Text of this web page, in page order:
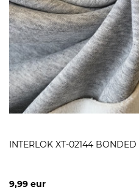
INTERLOK XT-02144 BONDED
9,99 eur